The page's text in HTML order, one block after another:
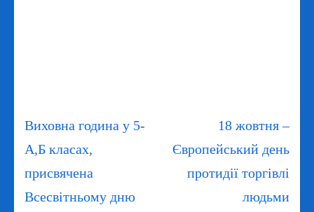
Навігація
записів
Виховна година у 5-
А,Б класах,
присвячена
Всесвітньому дню
18 жовтня –
Європейський день
протидії торгівлі
людьми